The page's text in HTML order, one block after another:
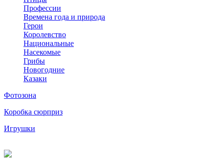
Профессии
Времена года и природа
Герои
Королевство
Национальные
Насекомые
Грибы
Новогодние
Казаки
Фотозона
Коробка сюрприз
Игрушки